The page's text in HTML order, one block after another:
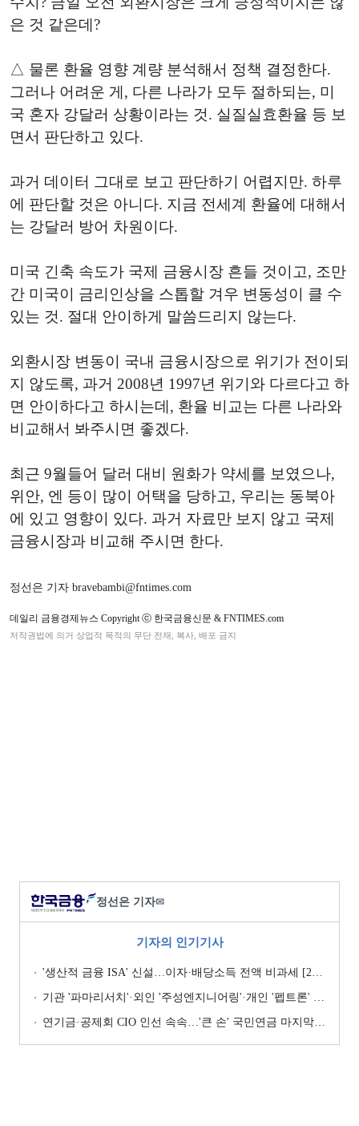
은 것 같은데?
△ 물론 환율 영향 계량 분석해서 정책 결정한다.
그러나 어려운 게, 다른 나라가 모두 절하되는, 미
국 혼자 강달러 상황이라는 것. 실질실효환율 등 보
면서 판단하고 있다.
과거 데이터 그대로 보고 판단하기 어렵지만. 하루
에 판단할 것은 아니다. 지금 전세계 환율에 대해서
는 강달러 방어 차원이다.
미국 긴축 속도가 국제 금융시장 흔들 것이고, 조만
간 미국이 금리인상을 스톱할 겨우 변동성이 클 수
있는 것. 절대 안이하게 말씀드리지 않는다.
외환시장 변동이 국내 금융시장으로 위기가 전이되
지 않도록, 과거 2008년 1997년 위기와 다르다고 하
면 안이하다고 하시는데, 환율 비교는 다른 나라와
비교해서 봐주시면 좋겠다.
최근 9월들어 달러 대비 원화가 약세를 보였으나,
위안, 엔 등이 많이 어택을 당하고, 우리는 동북아
에 있고 영향이 있다. 과거 자료만 보지 않고 국제
금융시장과 비교해 주시면 한다.
정선은 기자 bravebambi@fntimes.com
데일리 금융경제뉴스 Copyright ⓒ 한국금융신문 & FNTIMES.com
저작권법에 의거 상업적 목적의 무단 전재, 복사, 배포 금지
정선은 기자✉
기자의 인기기사
'생산적 금융 ISA' 신설…이자·배당소득 전액 비과세 [2026 세제개편안]
기관 '파마리서치'·외인 '주성엔지니어링'·개인 '펩트론' 1위 [주간 코스닥 순매수- 2026년 7월27일~7월31일]
연기금·공제회 CIO 인선 속속…'큰 손' 국민연금 마지막 타자